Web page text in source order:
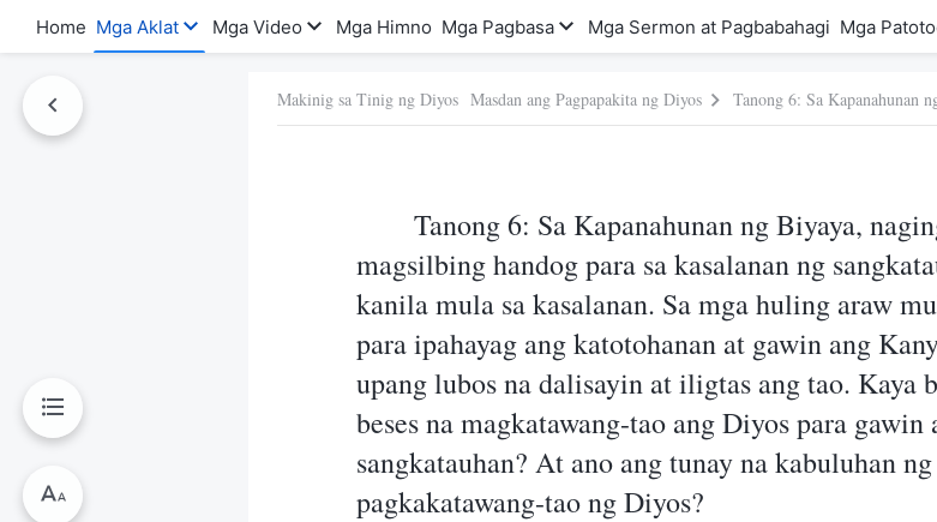
Home Mga Aklat Mga Video Mga Himno Mga Pagbasa Mga Sermon at Pagbabahagi Mga
Makinig sa Tinig ng Diyos Masdan ang Pagpapakita ng Diyos
Tanong 6: Sa Kapanahunan ng Biyaya,
magsilbing handog para sa kasalanan ng
kanila mula sa kasalanan. Sa mga huling araw
para ipahayag ang katotohanan at gawin ang
upang lubos na dalisayin at iligtas ang tao. Kaya
beses na magkatawang-tao ang Diyos para
sangkatauhan? At ano ang tunay na kabuluhan
pagkakatawang-tao ng Diyos?